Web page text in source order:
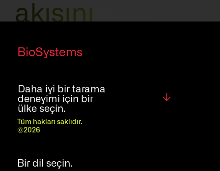
BioSystems
Daha iyi bir tarama
deneyimi için bir
ülke seçin.
Tüm hakları saklıdır.
©2026
Bir dil seçin.
akışını
geliştirmek için
analitik
sistemdir;
ihtiyaçlarınızı